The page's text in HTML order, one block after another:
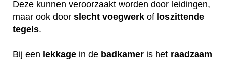
Deze kunnen veroorzaakt worden door leidingen,
maar ook door slecht voegwerk of loszittende
tegels.
Bij een lekkage in de badkamer is het raadzaam